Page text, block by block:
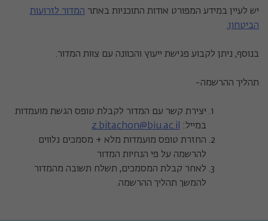
יש לעיין במידע המפורט אודות התוכניות באתר המדור לזרועות
הביטחון.
בנוסף, ניתן לקבוע פגישת ייעוץ והכוונה עם צוות המדור.
תהליך ההרשמה-
יצירת קשר עם המדור לקבלת טופס הגשת מועמדות
במייל:
z.bitachon@biu.ac.il
החזרת טופס מועמדות מלא + מסמכים נלווים
להרשמה על פי הנחיות המדור
לאחר קבלת המסמכים, תשלח תשובה מהמדור
להמשך תהליך ההרשמה.